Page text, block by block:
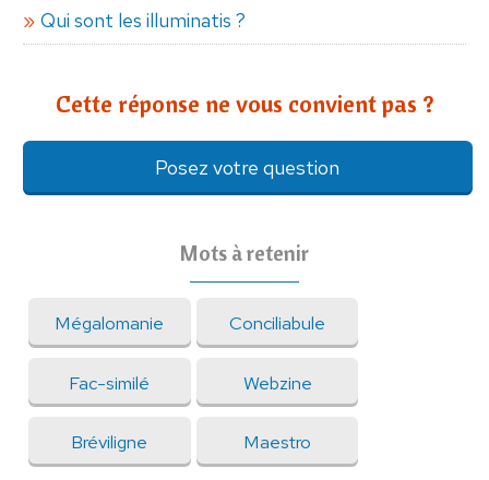
Qui sont les illuminatis ?
Cette réponse ne vous convient pas ?
Posez votre question
Mots à retenir
Mégalomanie Conciliabule
Fac-similé Webzine
Bréviligne Maestro